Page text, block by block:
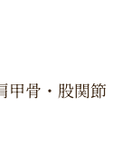
甲骨・股関節